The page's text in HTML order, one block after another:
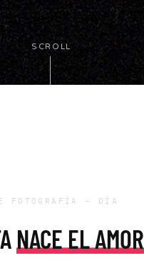
SCROLL
FOTOGRAFÍA – DÍA
NACE EL AMOR